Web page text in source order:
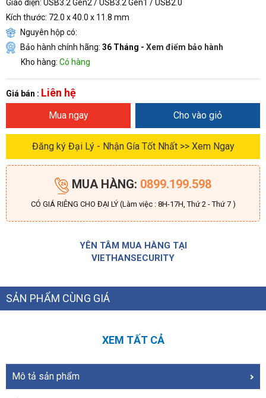
Giao diện: USB3.2 Gen2 / USB3.2 Gen1 / USB2.0
Kích thước: 72.0 x 40.0 x 11.8 mm
Nguyên hộp có:
Bảo hành chính hãng: 36 Tháng - Xem điểm bảo hành
Kho hàng: Có hàng
Giá bán : Liên hệ
Mua ngay Cho vào giỏ
Đăng ký Đại Lý - Nhận Gía Tốt Nhất >> Xem Ngay
MUA HÀNG: 0899.199.598
CÓ GIÁ RIÊNG CHO ĐẠI LÝ (Làm việc : 8H-17H, Thứ 2 - Thứ 7 )
YÊN TÂM MUA HÀNG TẠI
VIETHANSECURITY
SẢN PHẨM CÙNG GIÁ
XEM TẤT CẢ
Mô tả sản phẩm